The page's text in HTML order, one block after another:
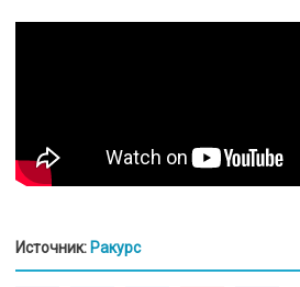
Источник: Ракурс